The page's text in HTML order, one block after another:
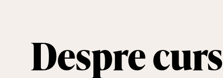
Despre curs